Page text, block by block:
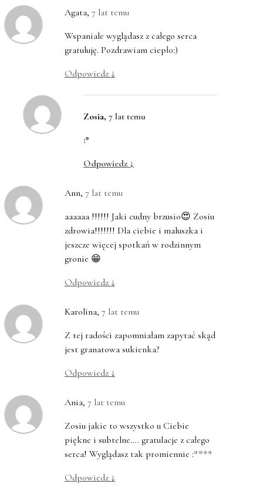
Agata, 7 lat temu
Wspaniale wyglądasz z całego serca
gratuluję. Pozdrawiam ciepło:)
Odpowiedz ↓
Zosia, 7 lat temu
:*
Odpowiedz ↓
Ann, 7 lat temu
aaaaaa !!!!!! Jaki cudny brzusio😍 Zosiu
zdrowia!!!!!!! Dla ciebie i maluszka i
jeszcze więcej spotkań w rodzinnym
gronie 😁
Odpowiedz ↓
Karolina, 7 lat temu
Z tej radości zapomniałam zapytać skąd
jest granatowa sukienka?
Odpowiedz ↓
Ania, 7 lat temu
Zosiu jakie to wszystko u Ciebie
piękne i subtelne…. gratulacje z całego
serca! Wyglądasz tak promiennie :****
Odpowiedz ↓